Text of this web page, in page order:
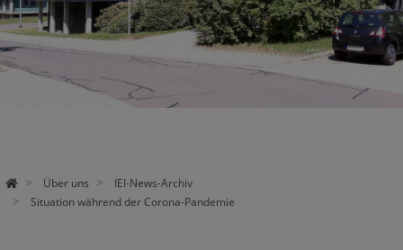
Über uns
IEI-News-Archiv
Situation während der Corona-Pandemie